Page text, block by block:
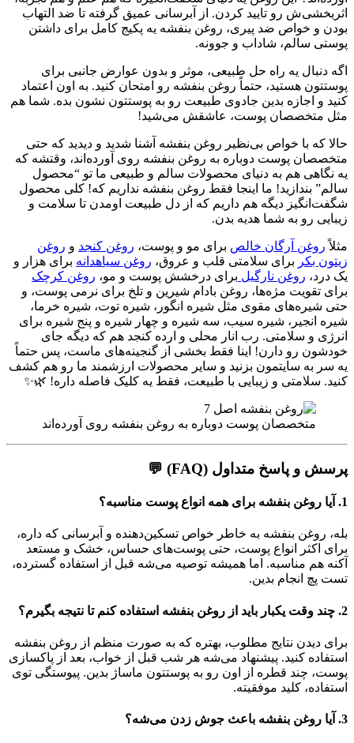
اثربخشی‌ش رو تایید کردن. از آبرسانی عمیق گرفته تا ضد التهاب
بودن و خواص ضد پیری، روغن بنفشه یه پکیج کامل برای داشتن
پوستی سالم، شاداب و جوونه.
اگه دنبال یه راه حل طبیعی، موثر و بدون عوارض جانبی برای
پوستتون هستید، حتماً روغن بنفشه رو امتحان کنید. به اون اعتماد
کنید و اجازه بدین جادوی طبیعت رو به پوستتون نشون بده. شما هم
مثل متخصصان پوست، عاشقش می‌شید!
حالا که با خواص بی‌نظیر روغن بنفشه آشنا شدید و دیدید که حتی
متخصصان پوست دوباره به روغن بنفشه روی آورده‌اند، وقتشه که
یه نگاهی هم به دنیای محصولات سالم و طبیعی ما تو “محصول
سالم” بندازید! ما اینجا فقط روغن بنفشه نداریم که! کلی محصول
شگفت‌انگیز دیگه هم داریم که از دل طبیعت اومدن تا سلامت و
زیبایی رو به شما هدیه بدن.
مثلاًروغن آرگان خالص برای مو و پوست، روغن کنجد و روغن
زیتون بکر برای سلامتی قلب و عروق، روغن سیاهدانه برای هزار و
یک درد، روغن نارگیل برای درخشش پوست و مو، روغن کرچک
برای تقویت مژه‌ها، روغن بادام شیرین و تلخ برای نرمی پوست، و
حتی شیره‌های مقوی مثل شیره انگور، شیره توت، شیره خرما،
شیره انجیر، شیره سیب، سه شیره و چهار شیره و پنج شیره برای
انرژی و سلامتی. رب انار محلی و ارده کنجد هم که دیگه جای
خودشون رو دارن! اینا فقط بخشی از گنجینه‌های ماست، پس حتماً
یه سر به سایتمون بزنید و سایر محصولات ارزشمند ما رو هم کشف
کنید. سلامتی و زیبایی با طبیعت، فقط یه کلیک فاصله داره! 🌿✨
متخصصان پوست دوباره به روغن بنفشه روی آورده‌اند
پرسش و پاسخ متداول (FAQ) 💬
1. آیا روغن بنفشه برای همه انواع پوست مناسبه؟
بله، روغن بنفشه به خاطر خواص تسکین‌دهنده و آبرسانی که داره،
برای اکثر انواع پوست، حتی پوست‌های حساس، خشک و مستعد
آکنه هم مناسبه. اما همیشه توصیه می‌شه قبل از استفاده گسترده،
تست پچ انجام بدین.
2. چند وقت یکبار باید از روغن بنفشه استفاده کنم تا نتیجه بگیرم؟
برای دیدن نتایج مطلوب، بهتره که به صورت منظم از روغن بنفشه
استفاده کنید. پیشنهاد می‌شه هر شب قبل از خواب، بعد از پاکسازی
پوست، چند قطره از اون رو به پوستتون ماساژ بدین. پیوستگی توی
استفاده، کلید موفقیته.
3. آیا روغن بنفشه باعث جوش زدن می‌شه؟